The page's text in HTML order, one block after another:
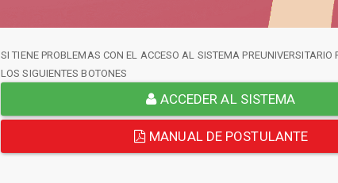
SI TIENE PROBLEMAS CON EL ACCESO AL SISTEMA PREUNIVERSITARIO
LOS SIGUIENTES BOTONES
ACCEDER AL SISTEMA
MANUAL DE POSTULANTE